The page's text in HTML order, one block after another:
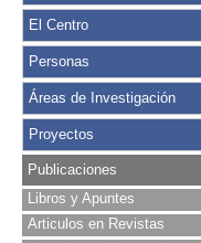
El Centro
Personas
Áreas de Investigación
Proyectos
Publicaciones
Libros y Apuntes
Articulos en Revistas